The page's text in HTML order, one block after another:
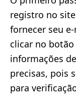
registro no site
fornecer seu
clicar no
informações
precisas, pois
para